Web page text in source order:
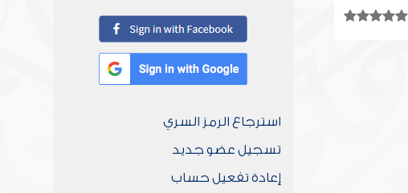
استرجاع الرمز السري
تسجيل عضو جديد
إعادة تفعيل حساب